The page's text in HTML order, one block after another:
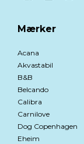
Mærker
Acana
Akvastabil
B&B
Belcando
Calibra
Carnilove
Dog Copenhagen
Eheim